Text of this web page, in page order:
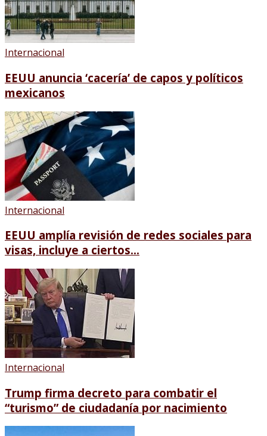
Internacional
EEUU anuncia ‘cacería’ de capos y políticos
mexicanos
Internacional
EEUU amplía revisión de redes sociales para
visas, incluye a ciertos...
Internacional
Trump firma decreto para combatir el
“turismo” de ciudadanía por nacimiento